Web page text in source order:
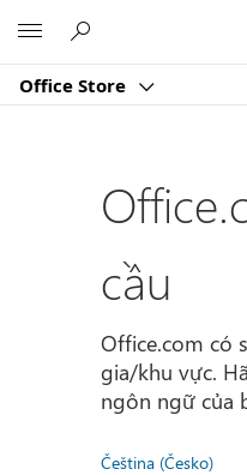
Office Store
cầu
Office.com có
gia/khu vực.
ngôn ngữ của
Čeština (Česko)